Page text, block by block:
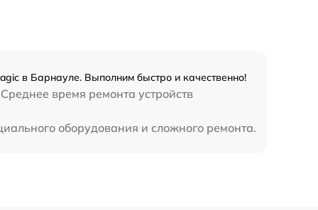
в Барнауле. Выполним быстро и качественно!
время ремонта устройств
оборудования и сложного ремонта.